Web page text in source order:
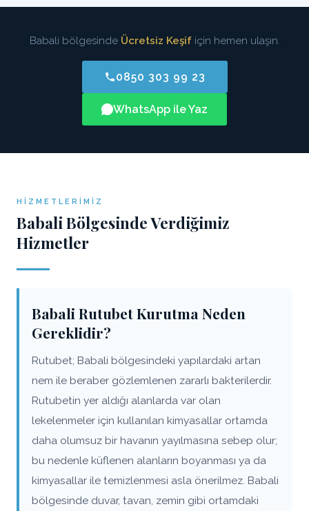
Babali bölgesinde Ücretsiz Keşifiçin hemen ulaşın.
0850 303 99 23
WhatsApp ile Yaz
HIZMETLERIMIZ
Babali Bölgesinde Verdiğimiz
Hizmetler
Babali Rutubet Kurutma Neden
Gereklidir?
Rutubet; Babali bölgesindeki yapılardaki artan
nem ile beraber gözlemlenen zararlı bakterilerdir.
Rutubetin yer aldığı alanlarda var olan
lekelenmeler için kullanılan kimyasallar ortamda
daha olumsuz bir havanın yayılmasına sebep olur;
bu nedenle küflenen alanların boyanması ya da
kimyasallar ile temizlenmesi asla önerilmez. Babali
bölgesinde duvar, tavan, zemin gibi ortamdaki